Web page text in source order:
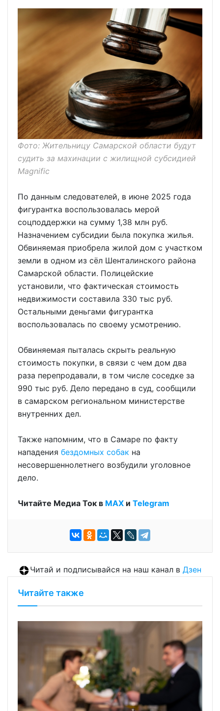
Фото: Жительницу Самарской области будут
судить за махинации с жилищной субсидией
Magnific
По данным следователей, в июне 2025 года
фигурантка воспользовалась мерой
соцподдержки на сумму 1,38 млн руб.
Назначением субсидии была покупка жилья.
Обвиняемая приобрела жилой дом с участком
земли в одном из сёл Шенталинского района
Самарской области. Полицейские
установили, что фактическая стоимость
недвижимости составила 330 тыс руб.
Остальными деньгами фигурантка
воспользовалась по своему усмотрению.
Обвиняемая пыталась скрыть реальную
стоимость покупки, в связи с чем дом два
раза перепродавали, в том числе соседке за
990 тыс руб. Дело передано в суд, сообщили
в самарском региональном министерстве
внутренних дел.
Также напомним, что в Самаре по факту
нападения бездомных собак на
несовершеннолетнего возбудили уголовное
дело.
Читайте Медиа Ток в МАХ и Telegram
Читай и подписывайся на наш канал в Дзен
Читайте также